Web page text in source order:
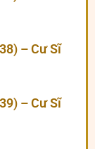
– Cư Sĩ
– Cư Sĩ